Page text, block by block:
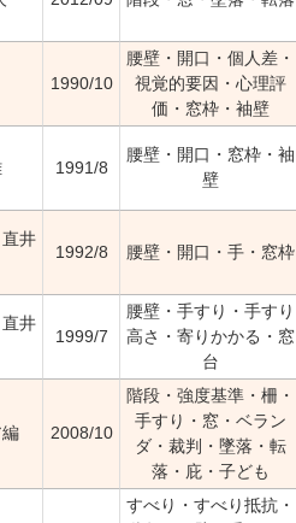
1990/10
腰壁・開口・個人差・
視覚的要因・心理評
価・窓枠・袖壁
1991/8
腰壁・開口・窓枠・袖
壁
井
1992/8 腰壁・開口・手・窓枠
井
1999/7
腰壁・手すり・手すり
高さ・寄りかかる・窓
台
2008/10
階段・強度基準・柵・
手すり・窓・ベラン
ダ・裁判・墜落・転
落・庇・子ども
すべり・すべり抵抗・